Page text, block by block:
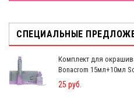
СПЕЦИАЛЬНЫЕ
Комплект для
Bonacrom 15мл+10мл
25 руб.